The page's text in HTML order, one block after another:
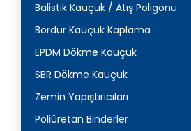
Balistik Kauçuk / Atış Poligonu
Bordür Kauçuk Kaplama
EPDM Dökme Kauçuk
SBR Dökme Kauçuk
Zemin Yapıştırıcıları
Poliüretan Binderler